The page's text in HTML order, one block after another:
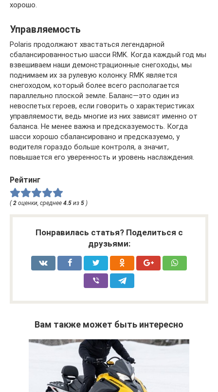
хорошо.
Управляемость
Polaris продолжают хвастаться легендарной
сбалансированностью шасси RMK. Когда каждый год мы
взвешиваем наши демонстрационные снегоходы, мы
поднимаем их за рулевую колонку. RMK является
снегоходом, который более всего располагается
параллельно плоской земле. Баланс—это один из
невоспетых героев, если говорить о характеристиках
управляемости, ведь многие из них зависят именно от
баланса. Не менее важна и предсказуемость. Когда
шасси хорошо сбалансировано и предсказуемо, у
водителя гораздо больше контроля, а значит,
повышается его уверенность и уровень наслаждения.
Рейтинг
(2 оценки, среднее 4.5 из 5 )
Понравилась статья? Поделиться с
друзьями:
Вам также может быть интересно